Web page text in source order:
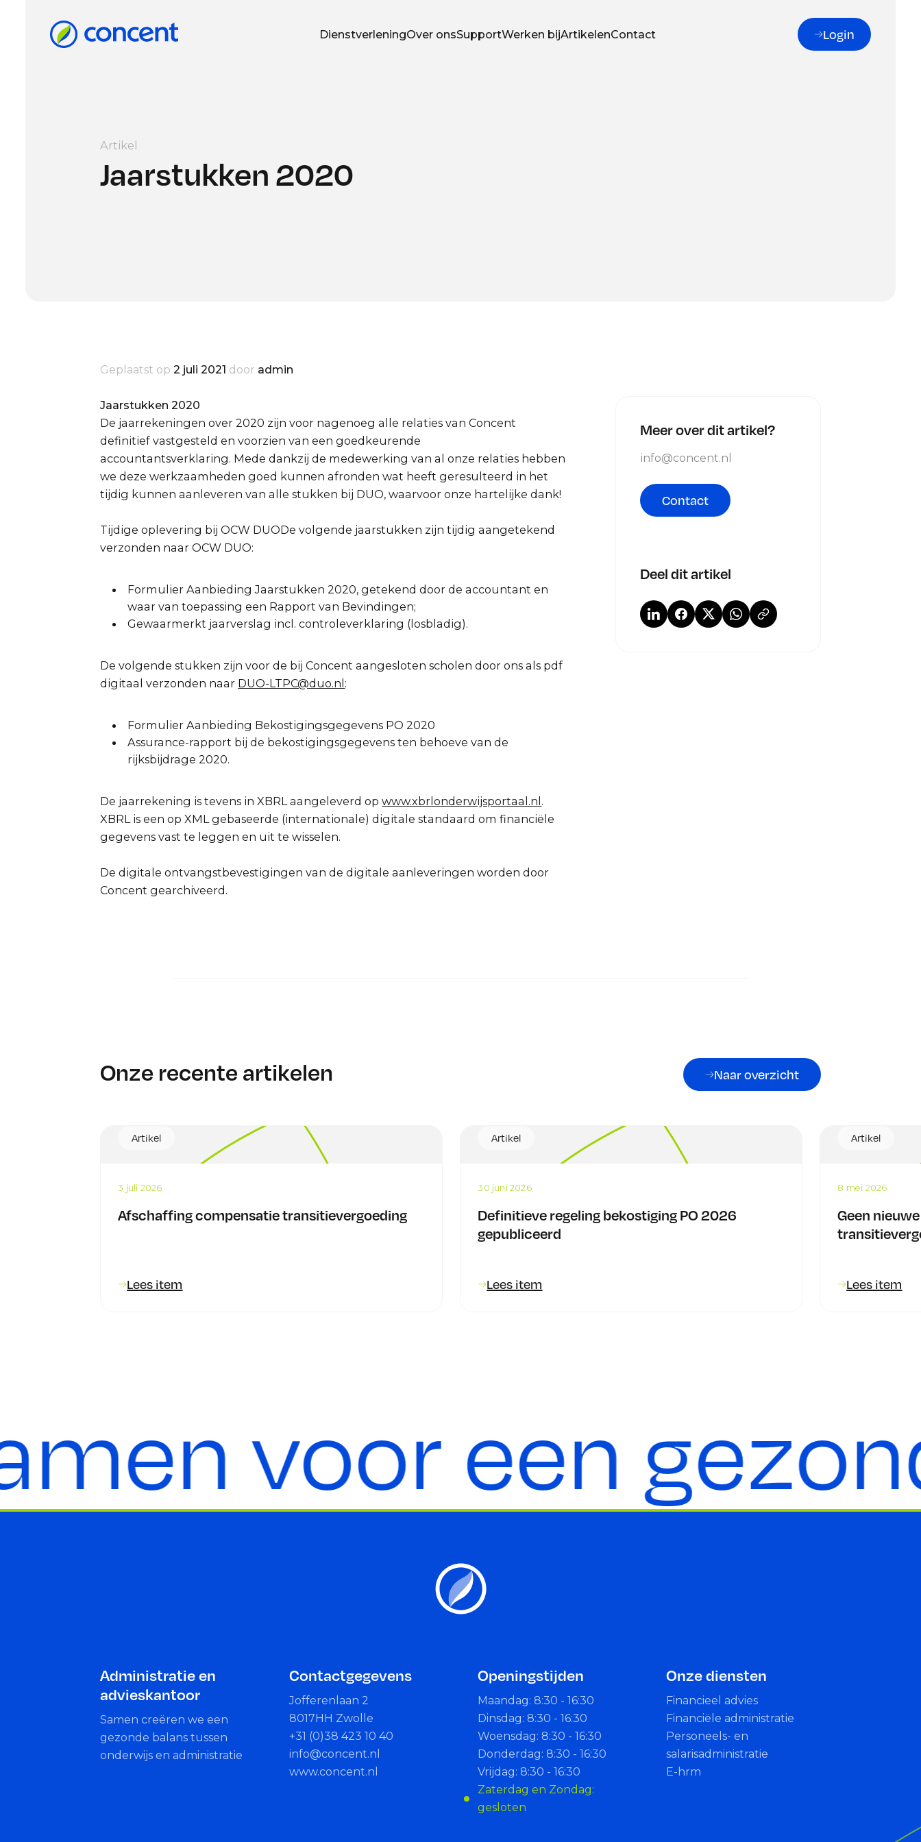
DienstverleningOver onsSupportWerken bijArtikelenContact Login
Artikel
Jaarstukken 2020
Geplaatst op2 juli 2021 door admin
Jaarstukken 2020
De jaarrekeningen over 2020 zijn voor nagenoeg alle relaties van Concent
definitief vastgesteld en voorzien van een goedkeurende
accountantsverklaring. Mede dankzij de medewerking van al onze relaties hebben
we deze werkzaamheden goed kunnen afronden wat heeft geresulteerd in het
tijdig kunnen aanleveren van alle stukken bij DUO, waarvoor onze hartelijke dank!
Tijdige oplevering bij OCW DUODe volgende jaarstukken zijn tijdig aangetekend
verzonden naar OCW DUO:
Formulier Aanbieding Jaarstukken 2020, getekend door de accountant en
waar van toepassing een Rapport van Bevindingen;
Gewaarmerkt jaarverslag incl. controleverklaring (losbladig).
De volgende stukken zijn voor de bij Concent aangesloten scholen door ons als pdf
digitaal verzonden naar DUO-LTPC@duo.nl:
Formulier Aanbieding Bekostigingsgegevens PO 2020
Assurance-rapport bij de bekostigingsgegevens ten behoeve van de
rijksbijdrage 2020.
De jaarrekening is tevens in XBRL aangeleverd opwww.xbrlonderwijsportaal.nl.
XBRL is een op XML gebaseerde (internationale) digitale standaard om financiële
gegevens vast te leggen en uit te wisselen.
De digitale ontvangstbevestigingen van de digitale aanleveringen worden door
Concent gearchiveerd.
Meer over dit artikel?
info@concent.nl
Contact
Deel dit artikel
Onze recente artikelen Naar overzicht
Artikel
3 juli 2026
Afschaffing compensatie transitievergoeding
Lees item
Artikel
30 juni 2026
Definitieve regeling bekostiging PO 2026
gepubliceerd
Lees item
Artikel
8 mei 2026
Geen
Lees item
voor een
Administratie en
advieskantoor
Samen creëren we een
gezonde balans tussen
onderwijs en administratie
Contactgegevens
Jofferenlaan 2
8017HH Zwolle
+31 (0)38 423 10 40
info@concent.nl
www.concent.nl
Openingstijden
Maandag: 8:30 - 16:30
Dinsdag: 8:30 - 16:30
Woensdag: 8:30 - 16:30
Donderdag: 8:30 - 16:30
Vrijdag: 8:30 - 16:30
Zaterdag en Zondag:
gesloten
Onze diensten
Financieel advies
Financiële administratie
Personeels- en
salarisadministratie
E-hrm